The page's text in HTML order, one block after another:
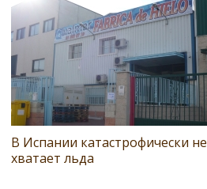
В Испании катастрофически не
хватает льда